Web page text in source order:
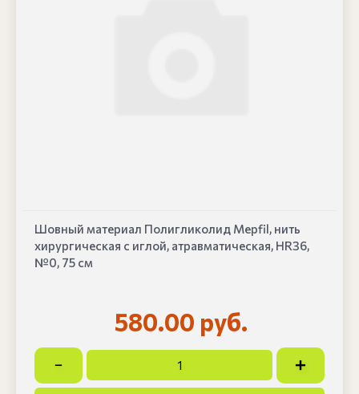
Шовный материал Полигликолид Mepfil, нить
хирургическая с иглой, атравматическая, HR36,
№0, 75 см
580.00 руб.